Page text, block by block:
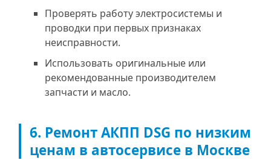
Проверять работу электросистемы и
проводки при первых признаках
неисправности.
Использовать оригинальные или
рекомендованные производителем
запчасти и масло.
6. Ремонт АКПП DSG по низким
ценам в автосервисе в Москве